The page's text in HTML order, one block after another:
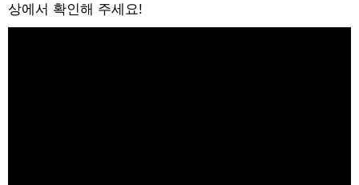
상에서 확인해 주세요!